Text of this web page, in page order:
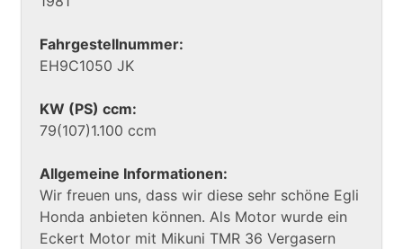
Fahrgestellnummer:
EH9C1050 JK
KW (PS) ccm:
79(107)1.100 ccm
Allgemeine Informationen:
Wir freuen uns, dass wir diese sehr schöne Egli
Honda anbieten können. Als Motor wurde ein
Eckert Motor mit Mikuni TMR 36 Vergasern